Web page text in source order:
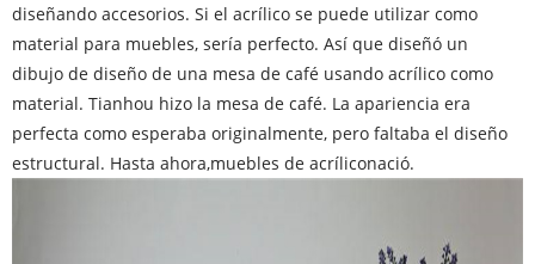
diseñando accesorios. Si el acrílico se puede utilizar como
material para muebles, sería perfecto. Así que diseñó un
dibujo de diseño de una mesa de café usando acrílico como
material. Tianhou hizo la mesa de café. La apariencia era
perfecta como esperaba originalmente, pero faltaba el diseño
estructural. Hasta ahora,muebles de acríliconació.